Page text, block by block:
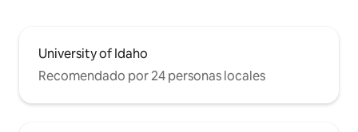
University of Idaho
Recomendado por 24 personas locales